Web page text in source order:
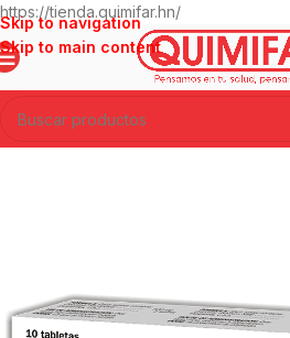
https://tienda.quimifar.hn/
Skip to navigation
Skip to main content